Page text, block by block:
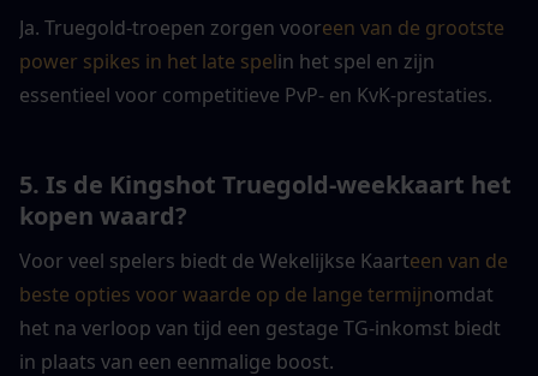
Ja. Truegold-troepen zorgen vooreen van de grootste
power spikes in het late spelin het spel en zijn
essentieel voor competitieve PvP- en KvK-prestaties.
5. Is de Kingshot Truegold-weekkaart het
kopen waard?
Voor veel spelers biedt de Wekelijkse Kaarteen van de
beste opties voor waarde op de lange termijnomdat
het na verloop van tijd een gestage TG-inkomst biedt
in plaats van een eenmalige boost.